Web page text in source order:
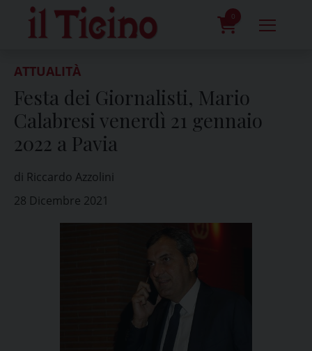
content
0
ATTUALITÀ
Festa dei Giornalisti, Mario
Calabresi venerdì 21 gennaio
2022 a Pavia
di Riccardo Azzolini
28 Dicembre 2021